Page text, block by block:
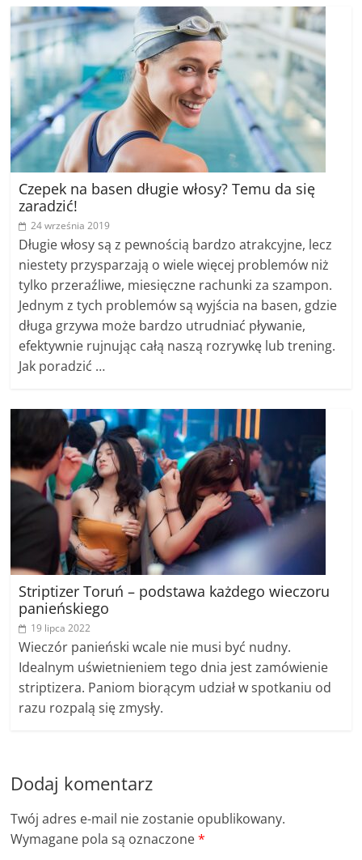
Czepek na basen długie włosy? Temu da się
zaradzić!
24 września 2019
Długie włosy są z pewnością bardzo atrakcyjne, lecz
niestety przysparzają o wiele więcej problemów niż
tylko przeraźliwe, miesięczne rachunki za szampon.
Jednym z tych problemów są wyjścia na basen, gdzie
długa grzywa może bardzo utrudniać pływanie,
efektywnie rujnując całą naszą rozrywkę lub trening.
Jak poradzić …
Striptizer Toruń – podstawa każdego wieczoru
panieńskiego
19 lipca 2022
Wieczór panieński wcale nie musi być nudny.
Idealnym uświetnieniem tego dnia jest zamówienie
striptizera. Paniom biorącym udział w spotkaniu od
razu rozpalą się zmysły.
Dodaj komentarz
Twój adres e-mail nie zostanie opublikowany.
Wymagane pola są oznaczone*